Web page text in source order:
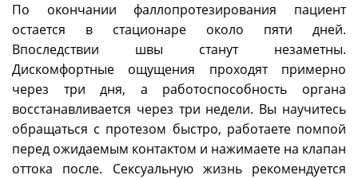
По окончании фаллопротезирования пациент
остается в стационаре около пяти дней.
Впоследствии швы станут незаметны.
Дискомфортные ощущения проходят примерно
через три дня, а работоспособность органа
восстанавливается через три недели. Вы научитесь
обращаться с протезом быстро, работаете помпой
перед ожидаемым контактом и нажимаете на клапан
оттока после. Сексуальную жизнь рекомендуется